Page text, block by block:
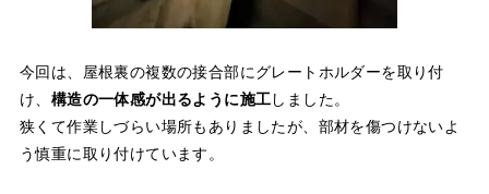
今回は、屋根裏の複数の接合部にグレートホルダーを取り付
け、 構造の一体感が出るように施工しました。
狭くて作業しづらい場所もありましたが、部材を傷つけないよ
う慎重に取り付けています。